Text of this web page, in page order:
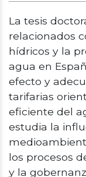
La tesis
relacionados
hídricos y la
agua en
efecto y
tarifarias
eficiente del
estudia la
los procesos
y la